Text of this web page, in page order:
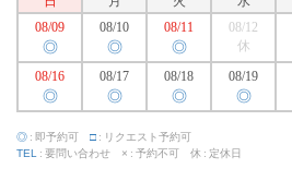
08/09
◎
08/10
◎
08/11
◎
08/12
休
08/16
◎
08/17
◎
08/18
◎
08/19
◎
◎ 即予約可 □
リクエスト予約可
TEL
要問い合わせ × 予約不可 休 定休日